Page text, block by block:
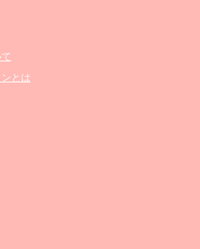
とは